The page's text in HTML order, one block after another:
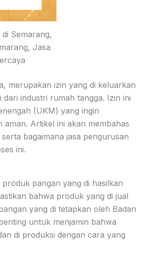
Semarang,
Jasa
merupakan izin yang di keluarkan
industri rumah tangga. Izin ini
(UKM) yang ingin
Artikel ini akan membahas
bagaimana jasa pengurusan
ini.
pangan yang di hasilkan
bahwa produk yang di jual
yang di tetapkan oleh Badan
untuk menjamin bahwa
di produksi dengan cara yang